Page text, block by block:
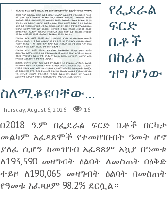
የፌደራል
ፍርድ
ቤቶች
በከፊል
ዝግ ሆነው
ስለሚቆዩባቸው...
Thursday, August 6, 2026 16
በ2018 ዓ.ም በፌደራል ፍርድ ቤቶች በርካታ
መልካም አፈጻጸሞች የተመዘገቡበት ዓመት ሆኖ
ያለፈ ሲሆን ከመዝገብ አፈጻጸም አኳያ በዓመቱ
ለ193,590 መዛግብት ዕልባት ለመስጠት በዕቅድ
ተይዞ ለ190,065 መዛግብት ዕልባት በመስጠት
የዓመቱ አፈጻጸም 98.2% ደርሷል።